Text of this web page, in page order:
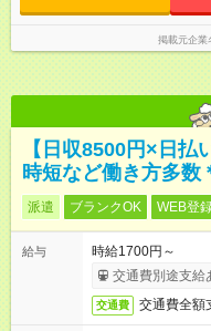
掲載元企業
【日収8500円×日
時短など働き方多数
派遣 ブランクOK WEB登
給与
時給1700円～
交通費別途支給
交通費 交通費全額